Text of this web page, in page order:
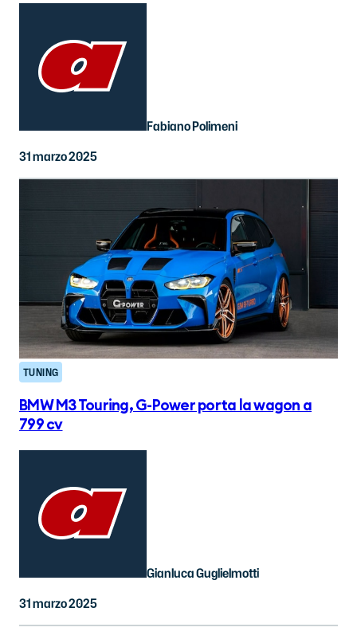
Fabiano Polimeni
31 marzo 2025
TUNING
BMW M3 Touring, G-Power porta la wagon a
799 cv
Gianluca Guglielmotti
31 marzo 2025